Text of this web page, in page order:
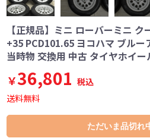
【正規品】ミニ ローバーミニ
+35 PCD101.65 ヨコハマ ブルー
当時物 交換用 中古 タイヤホイー
￥36,801 税込
送料無料
ただいま品切れ